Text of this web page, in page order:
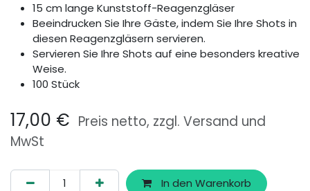
15 cm lange Kunststoff-Reagenzgläser
Beeindrucken Sie Ihre Gäste, indem Sie Ihre Shots in
diesen Reagenzgläsern servieren.
Servieren Sie Ihre Shots auf eine besonders kreative
Weise.
100 Stück
17,00 € Preis netto, zzgl. Versand und
MwSt
In den Warenkorb